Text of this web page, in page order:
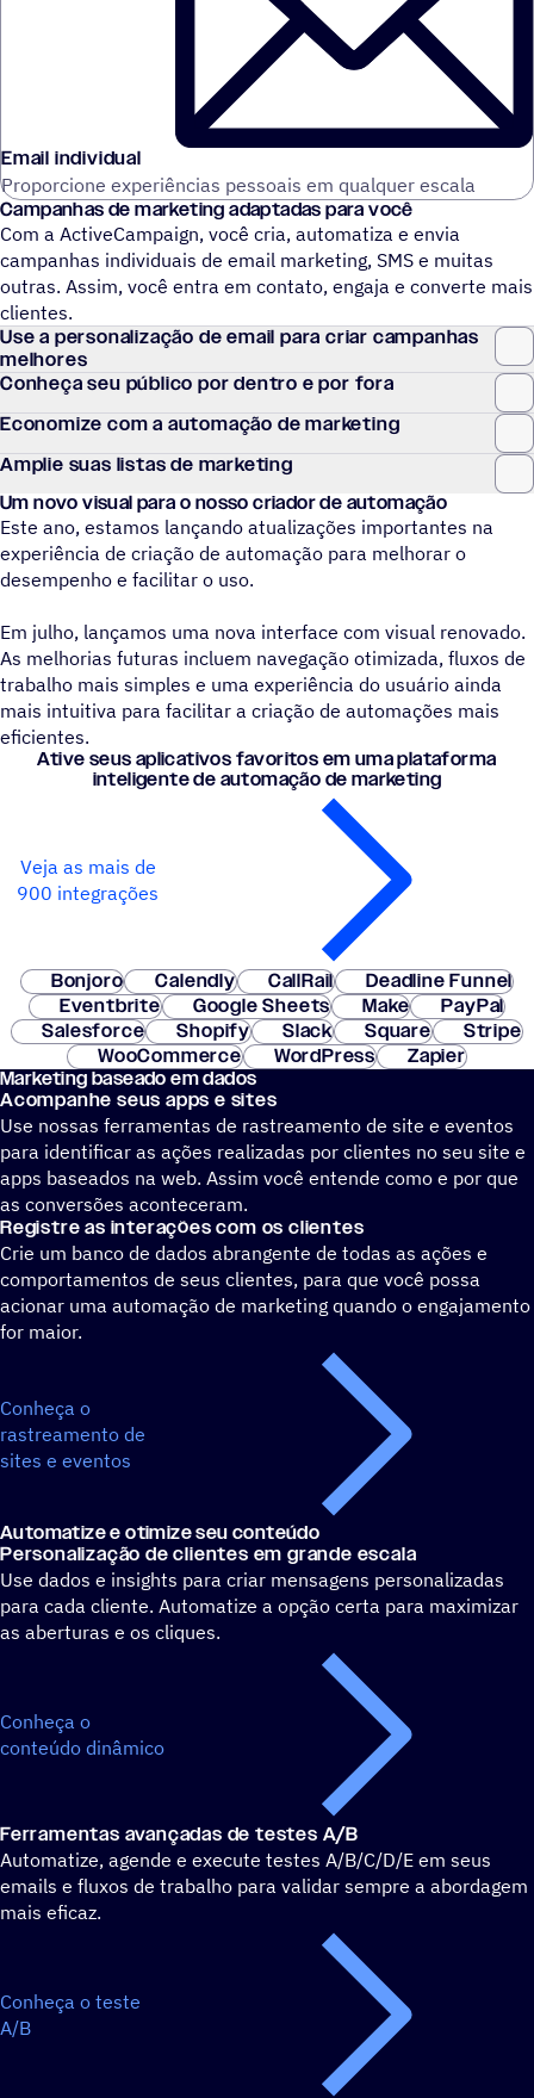
Email individual
Proporcione experiências pessoais em qualquer escala
Campanhas de marketing adaptadas para você
Com a ActiveCampaign, você cria, automatiza e envia
campanhas individuais de email marketing, SMS e muitas
outras. Assim, você entra em contato, engaja e converte mais
clientes.
Use a personalização de email para criar campanhas
melhores
Conheça seu público por dentro e por fora
Economize com a automação de marketing
Amplie suas listas de marketing
Um novo visual para o nosso criador de automação
Este ano, estamos lançando atualizações importantes na
experiência de criação de automação para melhorar o
desempenho e facilitar o uso.
Em julho, lançamos uma nova interface com visual renovado.
As melhorias futuras incluem navegação otimizada, fluxos de
trabalho mais simples e uma experiência do usuário ainda
mais intuitiva para facilitar a criação de automações mais
eficientes.
Ative seus aplicativos favoritos em uma plataforma
inteligente de automação de marketing
Veja as mais de
900 integrações
Bonjoro Calendly CallRail
Deadline Funnel
Eventbrite
Google Sheets Make
PayPal
Salesforce
Shopify Slack Square
Stripe
WooCommerce
WordPress
Zapier
Marketing baseado em dados
Acompanhe seus apps e sites
Use nossas ferramentas de rastreamento de site e eventos
para identificar as ações realizadas por clientes no seu site e
apps baseados na web. Assim você entende como e por que
as conversões aconteceram.
Registre as interações com os clientes
Crie um banco de dados abrangente de todas as ações e
comportamentos de seus clientes, para que você possa
acionar uma automação de marketing quando o engajamento
for maior.
Conheça o
rastreamento de
sites e eventos
Automatize e otimize seu conteúdo
Personalização de clientes em grande escala
Use dados e insights para criar mensagens personalizadas
para cada cliente. Automatize a opção certa para maximizar
as aberturas e os cliques.
Conheça o
conteúdo dinâmico
Ferramentas avançadas de testes A/B
Automatize, agende e execute testes A/B/C/D/E em seus
emails e fluxos de trabalho para validar sempre a abordagem
mais eficaz.
Conheça o teste
A/B